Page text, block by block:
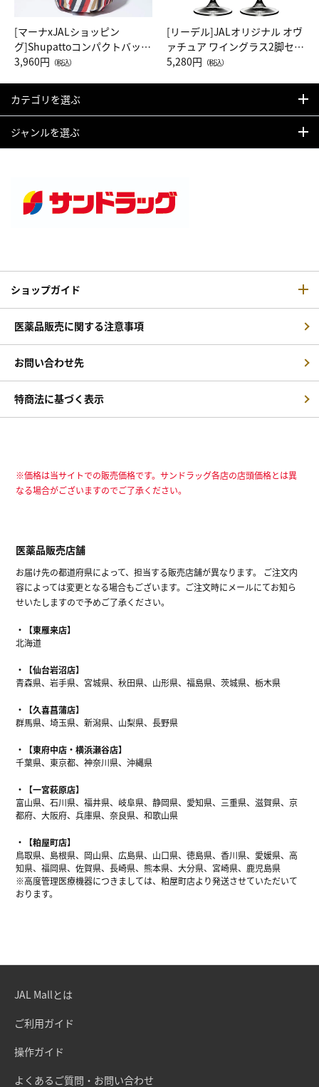
[マーナxJALショッピン
グ]Shupattoコンパクトバッグ
Drop JAL客室乗務員（LC）ス
3,960円 （税込）
[リーデル]JALオリジナル オヴ
ァチュア ワイングラス2脚セッ
ト（レッドワイン）
5,280円 （税込）
カテゴリを選ぶ
ジャンルを選ぶ
ショップガイド
医薬品販売に関する注意事項
お問い合わせ先
特商法に基づく表示
※価格は当サイトでの販売価格です。サンドラッグ各店の店頭価格とは異
なる場合がございますのでご了承ください。
医薬品販売店舗
お届け先の都道府県によって、担当する販売店舗が異なります。 ご注文内
容によっては変更となる場合もございます。ご注文時にメールにてお知ら
せいたしますので予めご了承ください。
【東雁来店】
北海道
【仙台岩沼店】
青森県、岩手県、宮城県、秋田県、山形県、福島県、茨城県、栃木県
【久喜菖蒲店】
群馬県、埼玉県、新潟県、山梨県、長野県
【東府中店・横浜瀬谷店】
千葉県、東京都、神奈川県、沖縄県
【一宮萩原店】
富山県、石川県、福井県、岐阜県、静岡県、愛知県、三重県、滋賀県、京
都府、大阪府、兵庫県、奈良県、和歌山県
【粕屋町店】
鳥取県、島根県、岡山県、広島県、山口県、徳島県、香川県、愛媛県、高
知県、福岡県、佐賀県、長崎県、熊本県、大分県、宮崎県、鹿児島県
※高度管理医療機器につきましては、粕屋町店より発送させていただいて
おります。
JAL Mallとは
ご利用ガイド
操作ガイド
よくあるご質問・お問い合わせ